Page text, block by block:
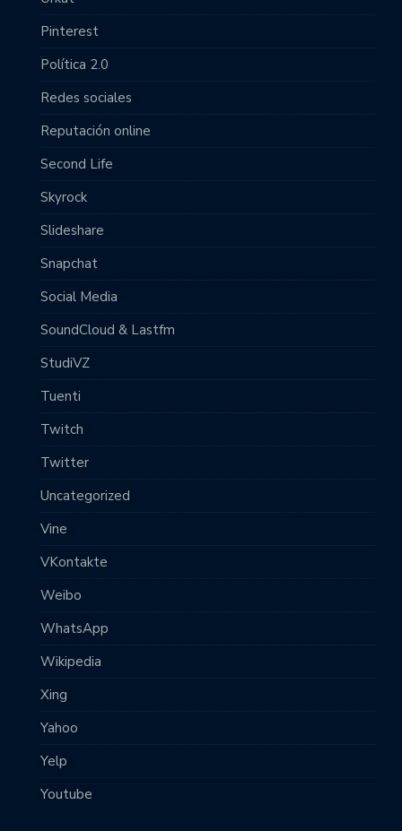
Pinterest
Política 2.0
Redes sociales
Reputación online
Second Life
Skyrock
Slideshare
Snapchat
Social Media
SoundCloud & Lastfm
StudiVZ
Tuenti
Twitch
Twitter
Uncategorized
Vine
VKontakte
Weibo
WhatsApp
Wikipedia
Xing
Yahoo
Yelp
Youtube